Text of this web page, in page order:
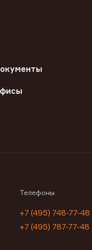
Телефоны
+7 (495) 748-77-48
+7 (495) 787-77-48